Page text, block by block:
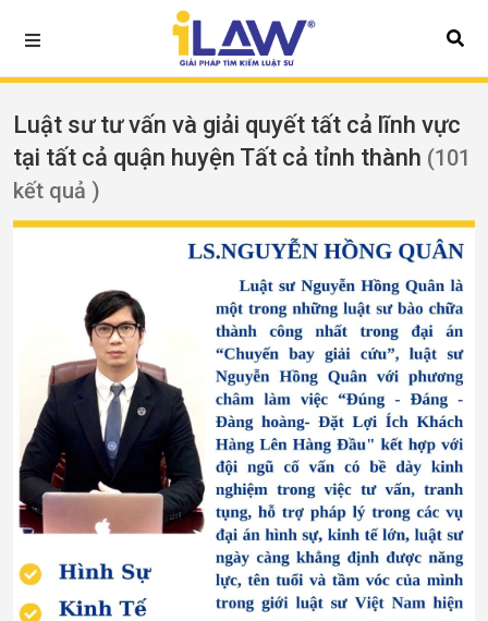
Luật sư tư vấn và giải quyết tất cả lĩnh vực
tại tất cả quận huyện Tất cả tỉnh thành (101
kết quả )